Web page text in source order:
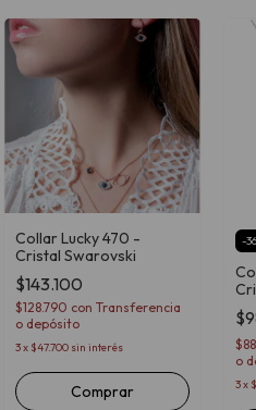
Collar Lucky 470 -
Cristal Swarovski
$143.100
$128.790 con Transferencia
o depósito
3x $47.700 sin interés
Comprar
-36
o
3x